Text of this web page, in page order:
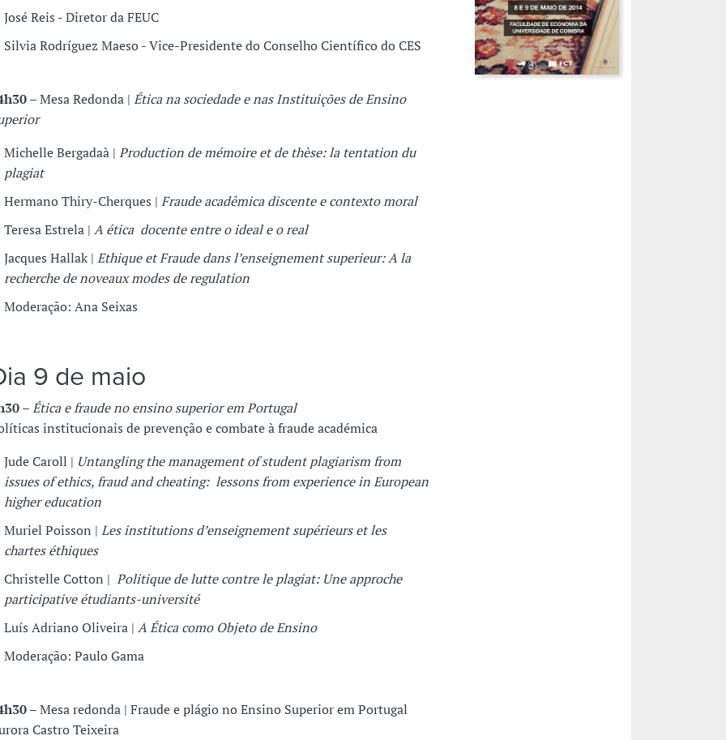
José Reis - Diretor da FEUC
Silvia Rodríguez Maeso - Vice-Presidente do Conselho Científico do CES
– Mesa Redonda | Ética na sociedade e nas Instituições de Ensino
Michelle Bergadaà | Production de mémoire et de thèse: la tentation du
plagiat
Hermano Thiry-Cherques | Fraude acadêmica discente e contexto moral
Teresa Estrela | A ética docente entre o ideal e o real
Jacques Hallak | Ethique et Fraude dans l’enseignement superieur: A la
recherche de noveaux modes de regulation
Moderação: Ana Seixas
9 de maio
–Ética e fraude no ensino superior em Portugal
institucionais de prevenção e combate à fraude académica
Jude Caroll | Untangling the management of student plagiarism from
issues of ethics, fraud and cheating: lessons from experience in European
higher education
Muriel Poisson | Les institutions d’enseignement supérieurs et les
chartes éthiques
Christelle Cotton | Politique de lutte contre le plagiat: Une approche
participative étudiants-université
Luís Adriano Oliveira | A Ética como Objeto de Ensino
Moderação: Paulo Gama
– Mesa redonda | Fraude e plágio no Ensino Superior em Portugal
Castro Teixeira